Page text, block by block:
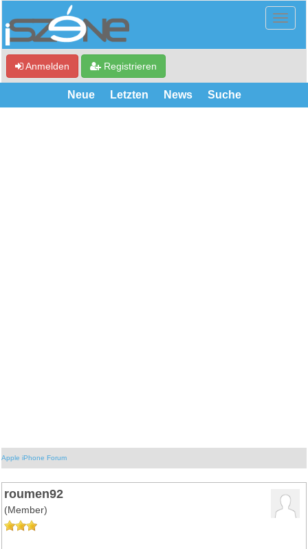
Anmelden Registrieren
Neue Letzten News Suche
Apple iPhone Forum
roumen92
(Member)